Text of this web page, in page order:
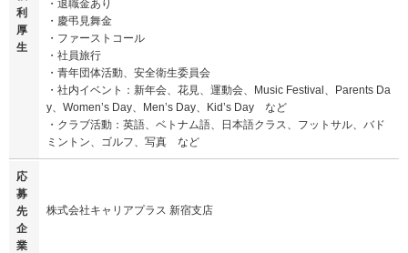
利
厚
生
・退職金あり
・慶弔見舞金
・ファーストコール
・社員旅行
・青年団体活動、安全衛生委員会
・社内イベント：新年会、花見、運動会、Music Festival、Parents Da
y、Women’s Day、Men’s Day、Kid’s Day など
・クラブ活動：英語、ベトナム語、日本語クラス、フットサル、バド
ミントン、ゴルフ、写真 など
応
募
先
企
業
株式会社キャリアプラス 新宿支店